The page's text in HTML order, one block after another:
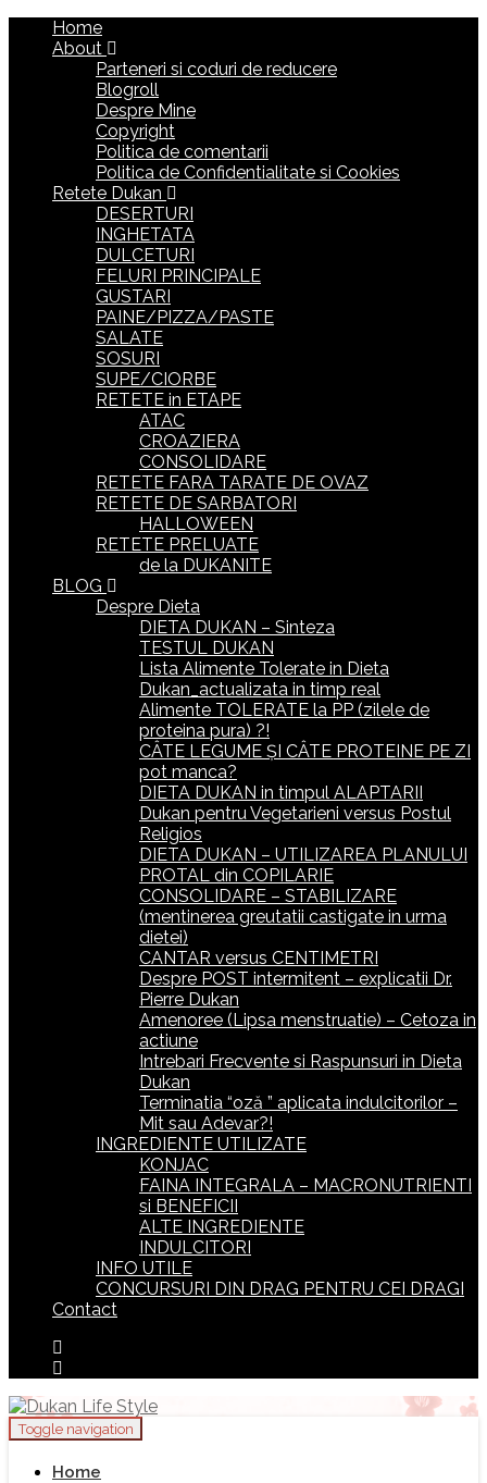
Home
About
Parteneri si coduri de reducere
Blogroll
Despre Mine
Copyright
Politica de comentarii
Politica de Confidentialitate si Cookies
Retete Dukan
DESERTURI
INGHETATA
DULCETURI
FELURI PRINCIPALE
GUSTARI
PAINE/PIZZA/PASTE
SALATE
SOSURI
SUPE/CIORBE
RETETE in ETAPE
ATAC
CROAZIERA
CONSOLIDARE
RETETE FARA TARATE DE OVAZ
RETETE DE SARBATORI
HALLOWEEN
RETETE PRELUATE
de la DUKANITE
BLOG
Despre Dieta
DIETA DUKAN – Sinteza
TESTUL DUKAN
Lista Alimente Tolerate in Dieta
Dukan_actualizata in timp real
Alimente TOLERATE la PP (zilele de
proteina pura) ?!
CÂTE LEGUME ȘI CÂTE PROTEINE PE ZI
pot manca?
DIETA DUKAN in timpul ALAPTARII
Dukan pentru Vegetarieni versus Postul
Religios
DIETA DUKAN – UTILIZAREA PLANULUI
PROTAL din COPILARIE
CONSOLIDARE – STABILIZARE
(mentinerea greutatii castigate in urma
dietei)
CANTAR versus CENTIMETRI
Despre POST intermitent – explicatii Dr.
Pierre Dukan
Amenoree (Lipsa menstruatie) – Cetoza in
actiune
Intrebari Frecvente si Raspunsuri in Dieta
Dukan
Terminatia “oză ” aplicata indulcitorilor –
Mit sau Adevar?!
INGREDIENTE UTILIZATE
KONJAC
FAINA INTEGRALA – MACRONUTRIENTI
si BENEFICII
ALTE INGREDIENTE
INDULCITORI
INFO UTILE
CONCURSURI DIN DRAG PENTRU CEI DRAGI
Contact
Toggle navigation
Home